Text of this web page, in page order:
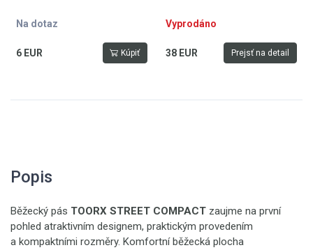
Na dotaz
6 EUR Kúpiť
Vyprodáno
38 EUR Prejsť na detail
Popis
Běžecký pás TOORX STREET COMPACT zaujme na první
pohled atraktivním designem, praktickým provedením
a kompaktními rozměry. Komfortní běžecká plocha